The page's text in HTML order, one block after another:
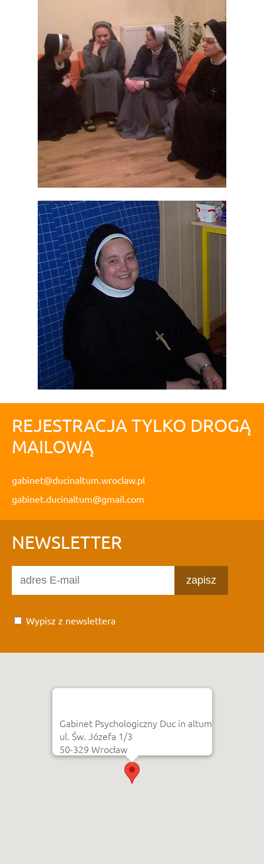
REJESTRACJA TYLKO DROGĄ
MAILOWĄ
gabinet@ducinaltum.wroclaw.pl
gabinet.ducinaltum@gmail.com
NEWSLETTER
zapisz
Wypisz z newslettera
Gabinet Psychologiczny Duc in altum
ul. Św. Józefa 1/3
50-329 Wrocław